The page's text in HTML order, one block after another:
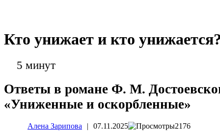
Кто унижает и кто
5 минут
Ответы в романе Ф. М.
«Униженные и оскорбленные»
Алена Зарипова | 07.11.2025 2176